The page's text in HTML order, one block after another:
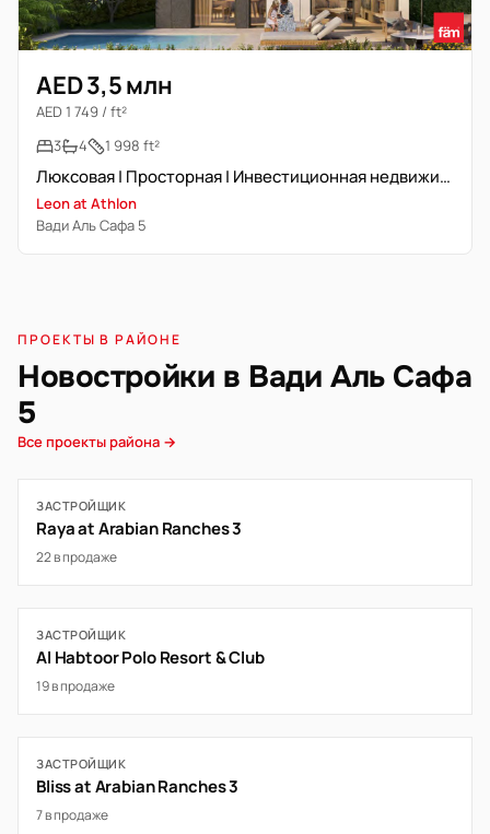
AED 3,5 млн
AED 1 749 / ft²
3
4 1 998 ft²
Люксовая | Просторная | Инвестиционная недвижимость
Leon at Athlon
Вади Аль Сафа 5
ПРОЕКТЫ В РАЙОНЕ
Новостройки в Вади Аль Сафа
5
Все проекты района →
ЗАСТРОЙЩИК
Raya at Arabian Ranches 3
22 в продаже
ЗАСТРОЙЩИК
Al Habtoor Polo Resort & Club
19 в продаже
ЗАСТРОЙЩИК
Bliss at Arabian Ranches 3
7 в продаже